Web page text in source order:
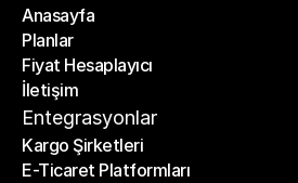
Anasayfa
Anasayfa
Planlar
Planlar
Fiyat Hesaplayıcı
Fiyat Hesaplayıcı
İletişim
İletişim
Entegrasyonlar
Kargo Şirketleri
Kargo Şirketleri
E-Ticaret Platformları